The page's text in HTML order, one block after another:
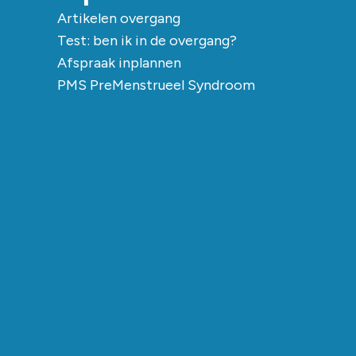
Artikelen overgang
Test: ben ik in de overgang?
Afspraak inplannen
PMS PreMenstrueel Syndroom